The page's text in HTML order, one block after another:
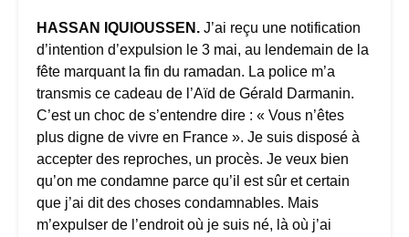
HASSAN IQUIOUSSEN. J’ai reçu une notification
d’intention d’expulsion le 3 mai, au lendemain de la
fête marquant la fin du ramadan. La police m’a
transmis ce cadeau de l’Aïd de Gérald Darmanin.
C’est un choc de s’entendre dire : « Vous n’êtes
plus digne de vivre en France ». Je suis disposé à
accepter des reproches, un procès. Je veux bien
qu’on me condamne parce qu’il est sûr et certain
que j’ai dit des choses condamnables. Mais
m’expulser de l’endroit où je suis né, là où j’ai